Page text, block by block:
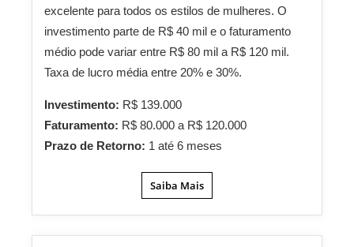
excelente para todos os estilos de mulheres. O
investimento parte de R$ 40 mil e o faturamento
médio pode variar entre R$ 80 mil a R$ 120 mil.
Taxa de lucro média entre 20% e 30%.
Investimento: R$ 139.000
Faturamento: R$ 80.000 a R$ 120.000
Prazo de Retorno: 1 até 6 meses
Saiba Mais